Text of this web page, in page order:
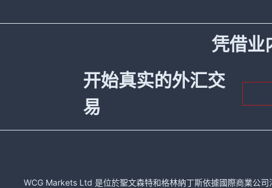
凭借业
开始真实的外汇交
易
WCG Markets Ltd 是位於聖文森特和格林納丁斯依據國際商業公